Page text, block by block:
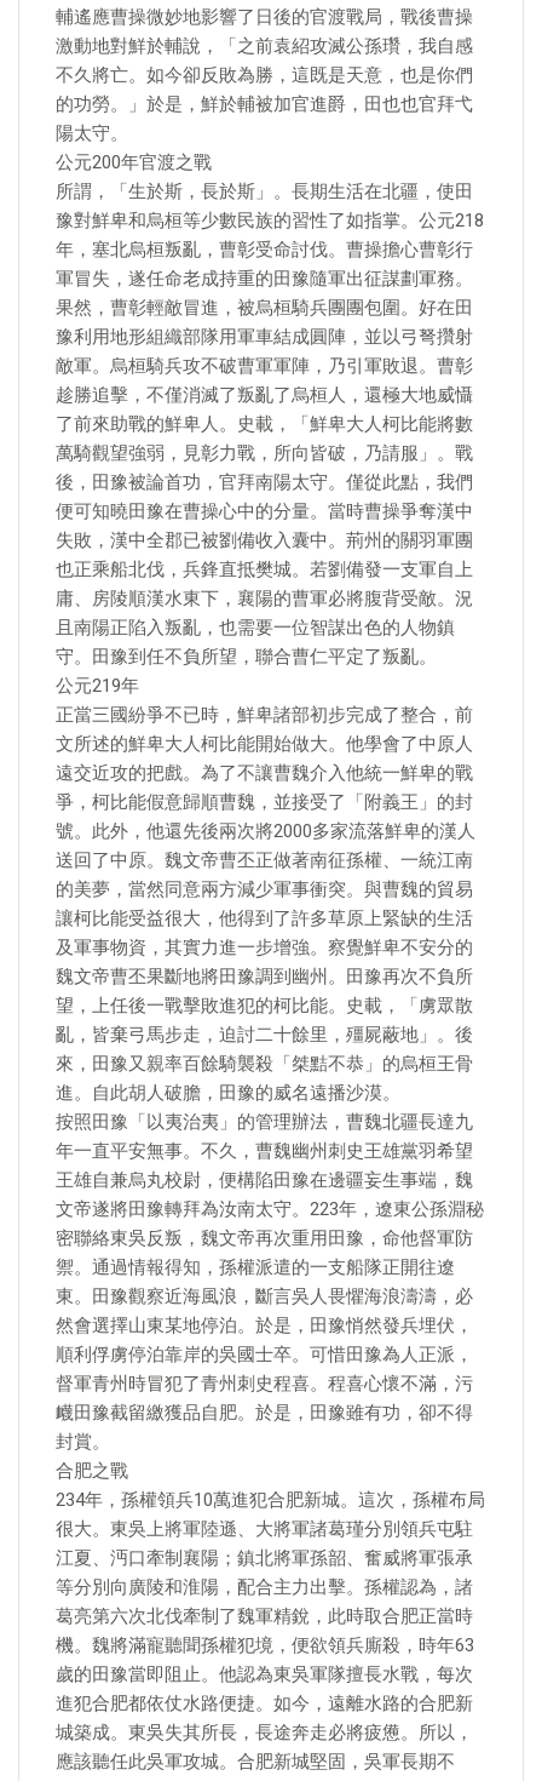
輔遙應曹操微妙地影響了日後的官渡戰局，戰後曹操
激動地對鮮於輔說，「之前袁紹攻滅公孫瓚，我自感
不久將亡。如今卻反敗為勝，這既是天意，也是你們
的功勞。」於是，鮮於輔被加官進爵，田也也官拜弋
陽太守。
公元200年官渡之戰
所謂，「生於斯，長於斯」。長期生活在北疆，使田
豫對鮮卑和烏桓等少數民族的習性了如指掌。公元218
年，塞北烏桓叛亂，曹彰受命討伐。曹操擔心曹彰行
軍冒失，遂任命老成持重的田豫隨軍出征謀劃軍務。
果然，曹彰輕敵冒進，被烏桓騎兵團團包圍。好在田
豫利用地形組織部隊用軍車結成圓陣，並以弓弩攢射
敵軍。烏桓騎兵攻不破曹軍軍陣，乃引軍敗退。曹彰
趁勝追擊，不僅消滅了叛亂了烏桓人，還極大地威懾
了前來助戰的鮮卑人。史載，「鮮卑大人柯比能將數
萬騎觀望強弱，見彰力戰，所向皆破，乃請服」。戰
後，田豫被論首功，官拜南陽太守。僅從此點，我們
便可知曉田豫在曹操心中的分量。當時曹操爭奪漢中
失敗，漢中全郡已被劉備收入囊中。荊州的關羽軍團
也正乘船北伐，兵鋒直抵樊城。若劉備發一支軍自上
庸、房陵順漢水東下，襄陽的曹軍必將腹背受敵。況
且南陽正陷入叛亂，也需要一位智謀出色的人物鎮
守。田豫到任不負所望，聯合曹仁平定了叛亂。
公元219年
正當三國紛爭不已時，鮮卑諸部初步完成了整合，前
文所述的鮮卑大人柯比能開始做大。他學會了中原人
遠交近攻的把戲。為了不讓曹魏介入他統一鮮卑的戰
爭，柯比能假意歸順曹魏，並接受了「附義王」的封
號。此外，他還先後兩次將2000多家流落鮮卑的漢人
送回了中原。魏文帝曹丕正做著南征孫權、一統江南
的美夢，當然同意兩方減少軍事衝突。與曹魏的貿易
讓柯比能受益很大，他得到了許多草原上緊缺的生活
及軍事物資，其實力進一步增強。察覺鮮卑不安分的
魏文帝曹丕果斷地將田豫調到幽州。田豫再次不負所
望，上任後一戰擊敗進犯的柯比能。史載，「虜眾散
亂，皆棄弓馬步走，迫討二十餘里，殭屍蔽地」。後
來，田豫又親率百餘騎襲殺「桀黠不恭」的烏桓王骨
進。自此胡人破膽，田豫的威名遠播沙漠。
按照田豫「以夷治夷」的管理辦法，曹魏北疆長達九
年一直平安無事。不久，曹魏幽州刺史王雄黨羽希望
王雄自兼烏丸校尉，便構陷田豫在邊疆妄生事端，魏
文帝遂將田豫轉拜為汝南太守。223年，遼東公孫淵秘
密聯絡東吳反叛，魏文帝再次重用田豫，命他督軍防
禦。通過情報得知，孫權派遣的一支船隊正開往遼
東。田豫觀察近海風浪，斷言吳人畏懼海浪濤濤，必
然會選擇山東某地停泊。於是，田豫悄然發兵埋伏，
順利俘虜停泊靠岸的吳國士卒。可惜田豫為人正派，
督軍青州時冒犯了青州刺史程喜。程喜心懷不滿，污
衊田豫截留繳獲品自肥。於是，田豫雖有功，卻不得
封賞。
合肥之戰
234年，孫權領兵10萬進犯合肥新城。這次，孫權布局
很大。東吳上將軍陸遜、大將軍諸葛瑾分別領兵屯駐
江夏、沔口牽制襄陽；鎮北將軍孫韶、奮威將軍張承
等分別向廣陵和淮陽，配合主力出擊。孫權認為，諸
葛亮第六次北伐牽制了魏軍精銳，此時取合肥正當時
機。魏將滿寵聽聞孫權犯境，便欲領兵廝殺，時年63
歲的田豫當即阻止。他認為東吳軍隊擅長水戰，每次
進犯合肥都依仗水路便捷。如今，遠離水路的合肥新
城築成。東吳失其所長，長途奔走必將疲憊。所以，
應該聽任此吳軍攻城。合肥新城堅固，吳軍長期不